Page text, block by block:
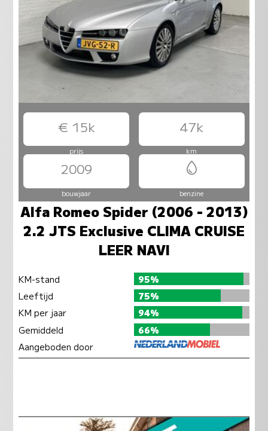
€ 15k 47k
prijs km
2009
bouwjaar benzine
Alfa Romeo Spider (2006 - 2013)
2.2 JTS Exclusive CLIMA CRUISE
LEER NAVI
KM-stand
95%
Leeftijd
75%
KM per jaar
94%
Gemiddeld
66%
Aangeboden door